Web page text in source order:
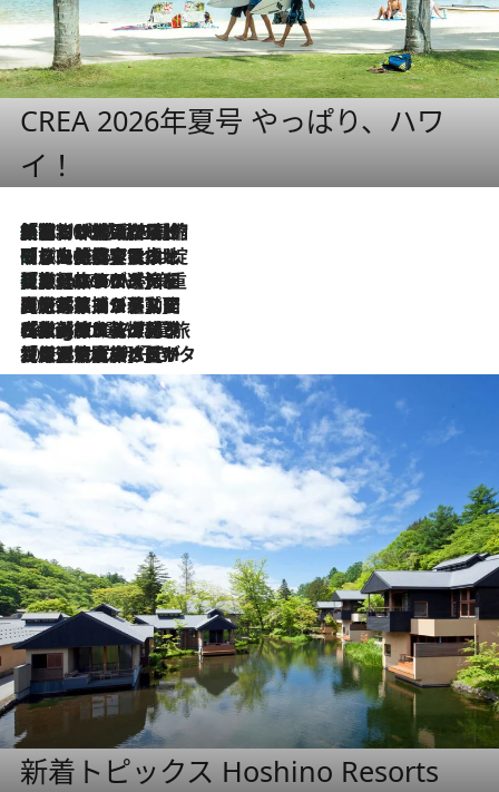
CREA 2026年夏号 やっぱり、ハワ
イ！
2026.8.6
「荷物が増えるほど旅ストレスは増す」美容ジャーナリストがたどり着いた最終結論。“化粧品を劇的に減らす”感動の凝縮美容とは
2026.8.6
「旅先には金髪ウィッグを持参」日本と同じメイクでは損してる!? 美容ジャーナリストが提案する“掟破りの旅美容”とは
2026.8.6
【厳選旅コスメ】「身軽さ＆UV対策重視！」ヘアアーティストshucoが選んだ夏旅ベストコスメを発表【Mサイズジップ】
2026.8.5
【厳選旅コスメ】国内をあちこち移動する河井菜摘が選んだ夏旅ベストコスメ発表！「リラックスアイテムはマスト」【Mサイズジップ】
2026.8.4
【厳選旅コスメ】「紫外線＆乾燥対策しながらメイク感も！」ヘア＆メイクGeorgeが選んだ夏旅ベストコスメを発表！【Mサイズジップ】
2026.8.3
【厳選旅コスメ】「保湿もタイパ重視！」“サウナ好き”タレント清水みさとが愛用する夏旅ベストコスメを発表！【Mサイズジップ】
新着トピックス Hoshino Resorts